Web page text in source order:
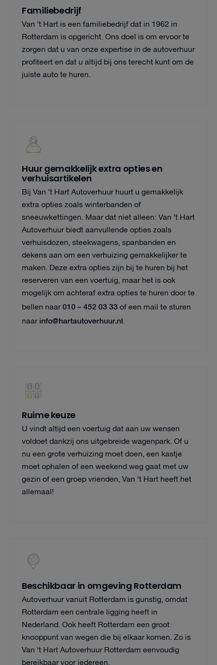
Familiebedrijf
Van ’t Hart is een familiebedrijf dat in 1962 in
Rotterdam is opgericht. Ons doel is om ervoor te
zorgen dat u van onze expertise in de autoverhuur
profiteert en dat u altijd bij ons terecht kunt om de
juiste auto te huren.
Huur gemakkelijk extra opties en
verhuisartikelen
Bij Van ’t Hart Autoverhuur huurt u gemakkelijk
extra opties zoals winterbanden of
sneeuwkettingen. Maar dat niet alleen: Van ’t Hart
Autoverhuur biedt aanvullende opties zoals
verhuisdozen, steekwagens, spanbanden en
dekens aan om een verhuizing gemakkelijker te
maken. Deze extra opties zijn bij te huren bij het
reserveren van een voertuig, maar het is ook
mogelijk om achteraf extra opties te huren door te
bellen naar010 – 452 03 33of een mail te sturen
naarinfo@hartautoverhuur.nl.
Ruime keuze
U vindt altijd een voertuig dat aan uw wensen
voldoet dankzij ons uitgebreide wagenpark. Of u
nu een grote verhuizing moet doen, een kastje
moet ophalen of een weekend weg gaat met uw
gezin of een groep vrienden, Van ‘t Hart heeft het
allemaal!
Beschikbaar in omgeving Rotterdam
Autoverhuur vanuit Rotterdam is gunstig, omdat
Rotterdam een centrale ligging heeft in
Nederland. Ook heeft Rotterdam een groot
knooppunt van wegen die bij elkaar komen. Zo is
Van ‘t Hart Autoverhuur Rotterdam eenvoudig